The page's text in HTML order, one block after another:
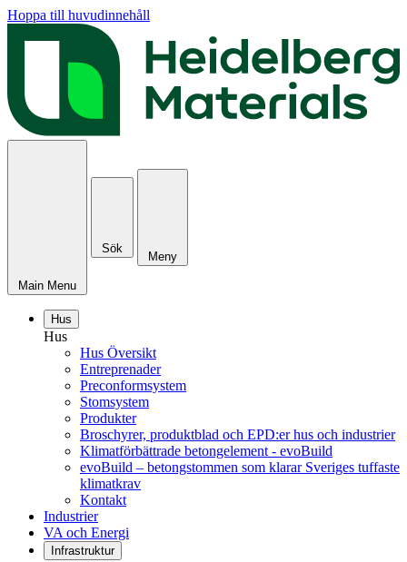
Hoppa till huvudinnehåll
Main Menu
Sök
Meny
Hus
Hus
Hus Översikt
Entreprenader
Preconformsystem
Stomsystem
Produkter
Broschyrer, produktblad och EPD:er hus och industrier
Klimatförbättrade betongelement - evoBuild
evoBuild – betongstommen som klarar Sveriges tuffaste
klimatkrav
Kontakt
Industrier
VA och Energi
Infrastruktur